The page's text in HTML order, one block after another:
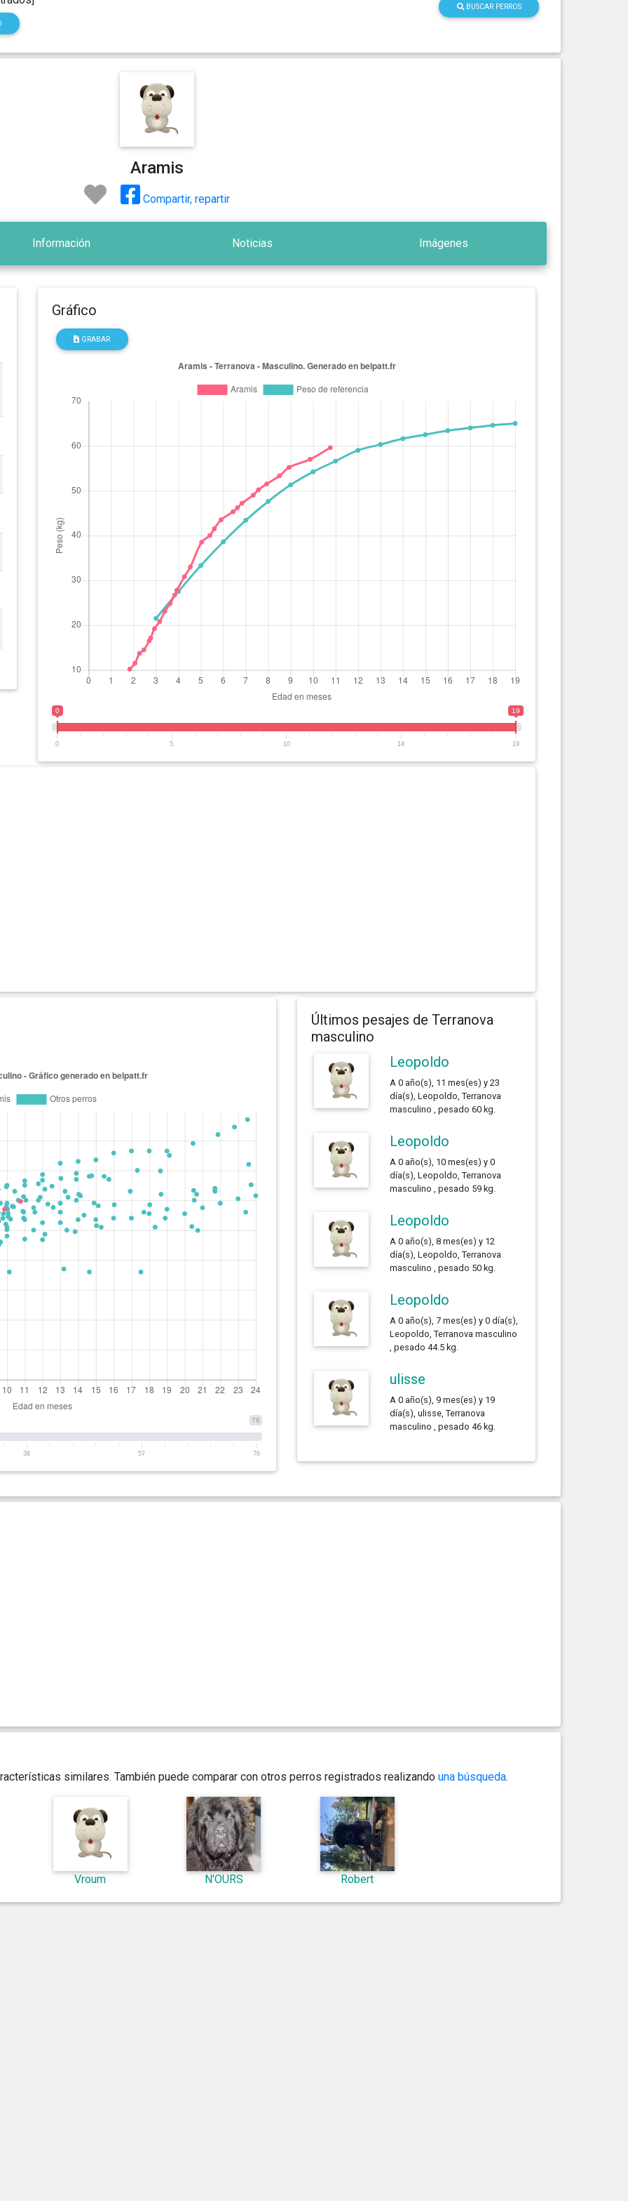
BUSCAR PERROS
Aramis
Compartir, repartir
Información Noticias Imágenes
Gráfico
GRABAR
0 19
0 5 10 14 19
76
38 57 76
Últimos pesajes de Terranova
masculino
Leopoldo
A 0 año(s), 11 mes(es) y 23
día(s), Leopoldo, Terranova
masculino , pesado 60 kg.
Leopoldo
A 0 año(s), 10 mes(es) y 0
día(s), Leopoldo, Terranova
masculino , pesado 59 kg.
Leopoldo
A 0 año(s), 8 mes(es) y 12
día(s), Leopoldo, Terranova
masculino , pesado 50 kg.
Leopoldo
A 0 año(s), 7 mes(es) y 0 día(s),
Leopoldo, Terranova masculino
, pesado 44.5 kg.
ulisse
A 0 año(s), 9 mes(es) y 19
día(s), ulisse, Terranova
masculino , pesado 46 kg.
similares. También puede comparar con otros perros registrados realizando una búsqueda.
Vroum N'OURS Robert